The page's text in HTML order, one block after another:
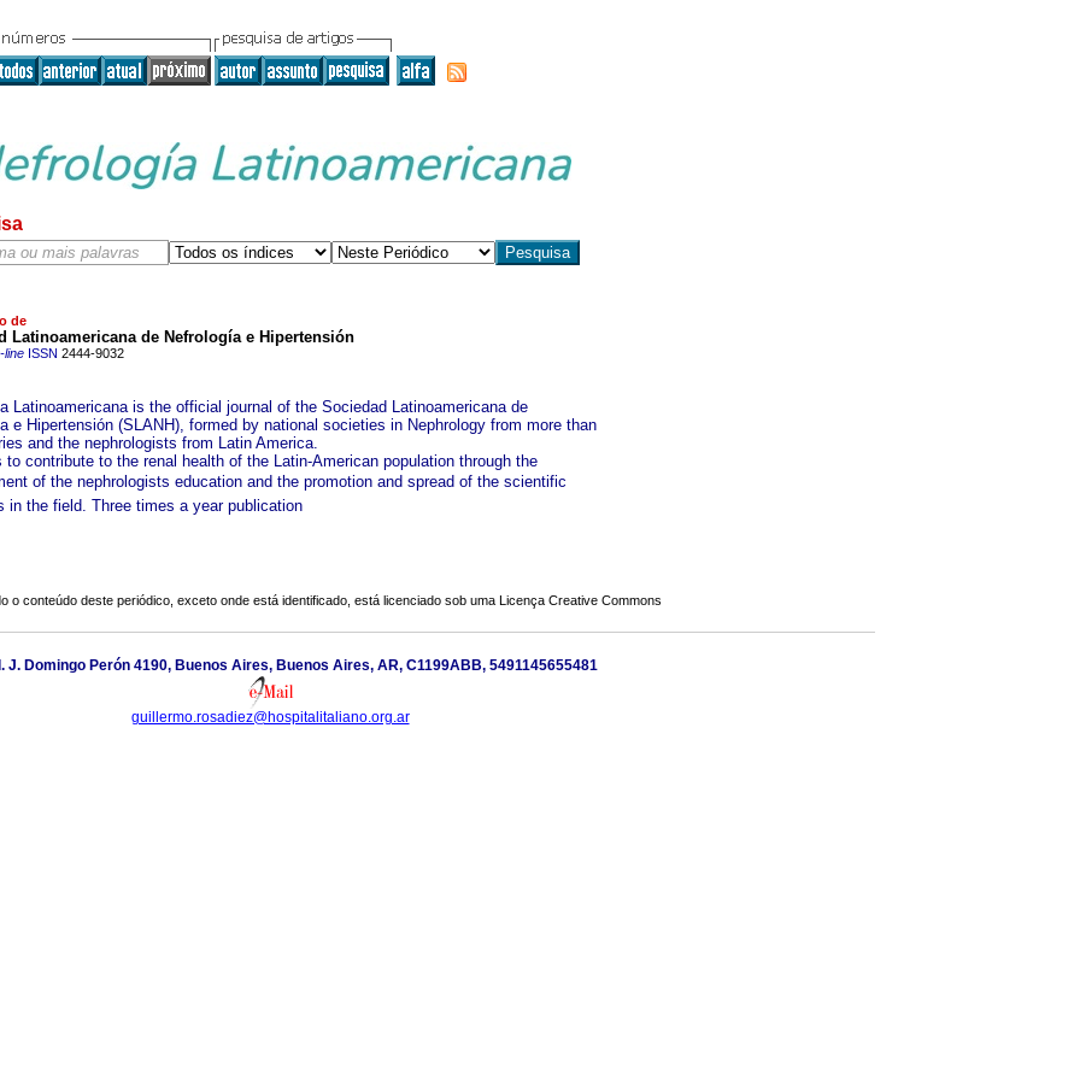
de
Latinoamericana de Nefrología e Hipertensión
lineISSN 2444-9032
Latinoamericana is the official journal of the Sociedad Latinoamericana de
e Hipertensión (SLANH), formed by national societies in Nephrology from more than
and the nephrologists from Latin America.
to contribute to the renal health of the Latin-American population through the
of the nephrologists education and the promotion and spread of the scientific
in the field. Three times a year publication
o conteúdo deste periódico, exceto onde está identificado, está licenciado sob uma Licença Creative Commons
J. Domingo Perón 4190, Buenos Aires, Buenos Aires, AR, C1199ABB, 5491145655481
guillermo.rosadiez@hospitalitaliano.org.ar